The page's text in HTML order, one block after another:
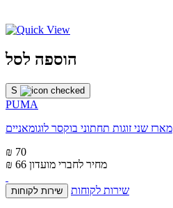
הוספה לסל
S
PUMA
מארז שני זוגות תחתוני בוקסר לוגומאניים
₪ 70
₪ 66 מחיר לחברי מועדון
שירות לקוחות שירות לקוחות